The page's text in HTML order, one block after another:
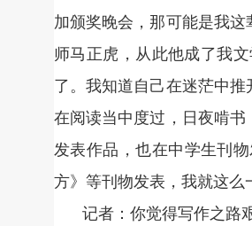
加颁奖晚会，那可能是我
师马正虎，从此他成了我
了。我知道自己在迷茫中
在阅读当中度过，日夜啃
发表作品，也在中学生刊
方》等刊物发表，我就这
记者：你觉得写作之路